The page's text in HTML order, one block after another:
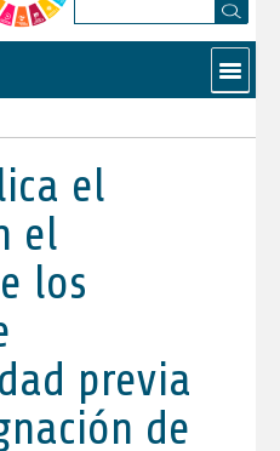
el
el
los
previa
de